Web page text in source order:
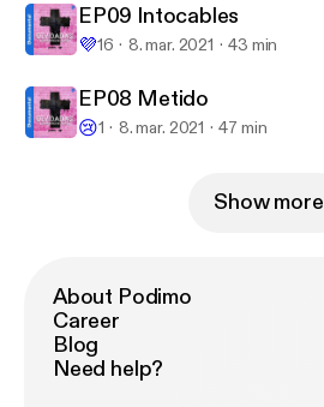
EP09 Intocables
💜16 8. mar. 2021 43 min
EP08 Metido
😢1 8. mar. 2021 47 min
Show more
About Podimo
Career
Blog
Need help?